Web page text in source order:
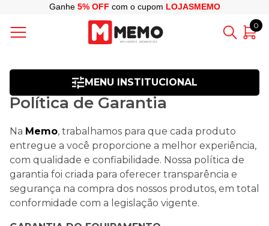
Ganhe 5% OFF com o cupom LOJASMEMO
0
MENU INSTITUCIONAL
Política de Garantia
Na Memo, trabalhamos para que cada produto
entregue a você proporcione a melhor experiência,
com qualidade e confiabilidade. Nossa política de
garantia foi criada para oferecer transparência e
segurança na compra dos nossos produtos, em total
conformidade com a legislação vigente.